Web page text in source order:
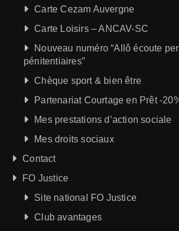
Carte Cezam Auvergne
Carte Loisirs – ANCAV-SC
Nouveau numéro “Allô écoute
pénitentiaires”
Chèque sport & bien être
Partenariat Courtage en Prêt -
Mes prestations d’action sociale
Mes droits sociaux
Contact
FO Justice
Site national FO Justice
Club avantages